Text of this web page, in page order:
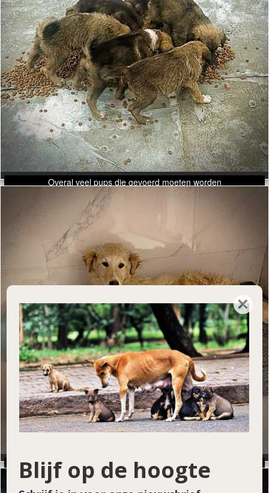
Overal veel pups die gevoerd moeten worden
Ook dit dier hebben zij weten te helpen
×
Blijf op de hoogte